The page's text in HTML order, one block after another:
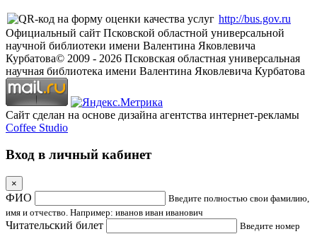
http://bus.gov.ru
Официальный сайт Псковской областной универсальной
научной библиотеки имени Валентина Яковлевича
Курбатова© 2009 - 2026 Псковская областная универсальная
научная библиотека имени Валентина Яковлевича Курбатова
Сайт сделан на основе дизайна агентства интернет-рекламы
Coffee Studio
Вход в личный кабинет
×
ФИО
Введите полностью свои фамилию,
имя и отчество. Например: иванов иван иванович
Читательский билет
Введите номер